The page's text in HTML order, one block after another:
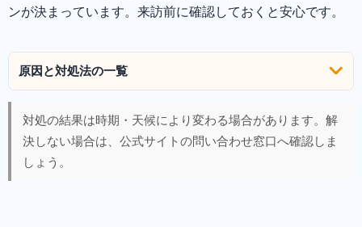
ンが決まっています。来訪前に確認しておくと安心です。
原因と対処法の一覧
対処の結果は時期・天候により変わる場合があります。解
決しない場合は、公式サイトの問い合わせ窓口へ確認しま
しょう。